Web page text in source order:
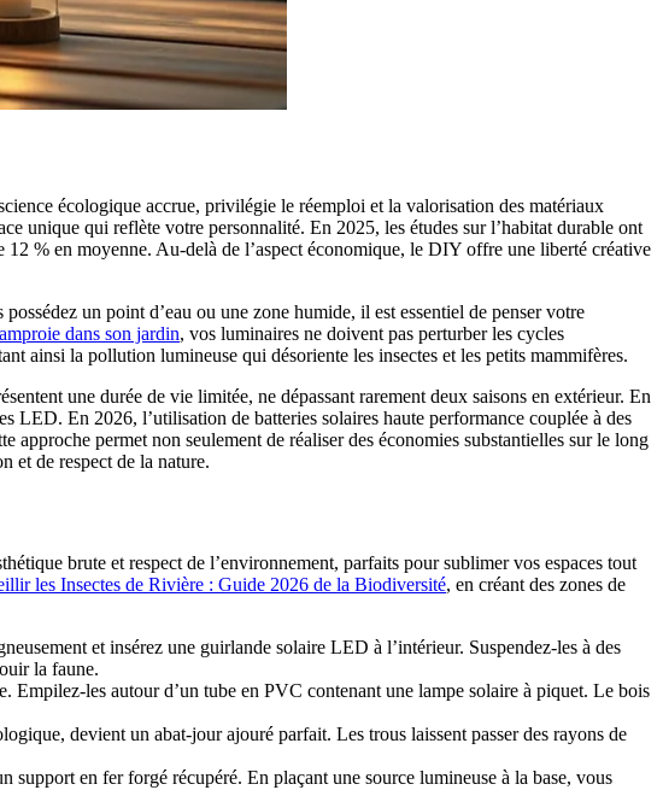
écologique accrue, privilégie le réemploi et la valorisation des matériaux
unique qui reflète votre personnalité. En 2025, les études sur l’habitat durable ont
% en moyenne. Au-delà de l’aspect économique, le DIY offre une liberté créative
un point d’eau ou une zone humide, il est essentiel de penser votre
dans son jardin, vos luminaires ne doivent pas perturber les cycles
ainsi la pollution lumineuse qui désoriente les insectes et les petits mammifères.
une durée de vie limitée, ne dépassant rarement deux saisons en extérieur. En
LED. En 2026, l’utilisation de batteries solaires haute performance couplée à des
approche permet non seulement de réaliser des économies substantielles sur le long
et de respect de la nature.
brute et respect de l’environnement, parfaits pour sublimer vos espaces tout
les Insectes de Rivière : Guide 2026 de la Biodiversité, en créant des zones de
et insérez une guirlande solaire LED à l’intérieur. Suspendez-les à des
la faune.
Empilez-les autour d’un tube en PVC contenant une lampe solaire à piquet. Le bois
devient un abat-jour ajouré parfait. Les trous laissent passer des rayons de
support en fer forgé récupéré. En plaçant une source lumineuse à la base, vous